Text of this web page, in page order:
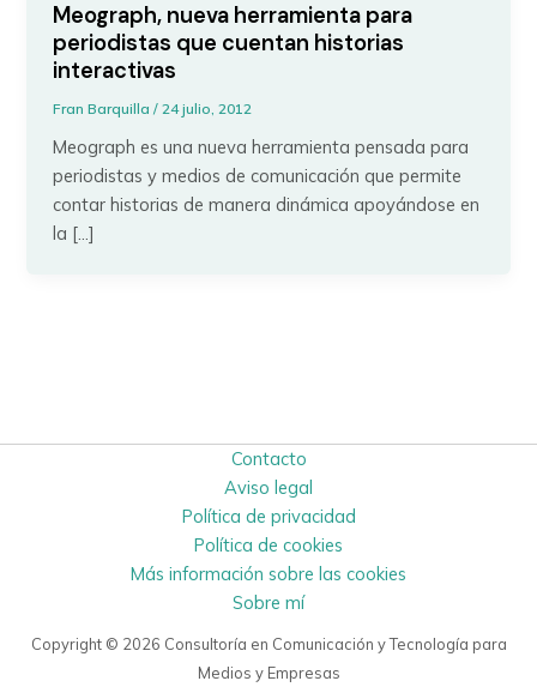
Meograph, nueva herramienta para
periodistas que cuentan historias
interactivas
Fran Barquilla/24 julio, 2012
Meograph es una nueva herramienta pensada para
periodistas y medios de comunicación que permite
contar historias de manera dinámica apoyándose en
la […]
Contacto
Aviso legal
Política de privacidad
Política de cookies
Más información sobre las cookies
Sobre mí
Copyright © 2026 Consultoría en Comunicación y Tecnología para
Medios y Empresas